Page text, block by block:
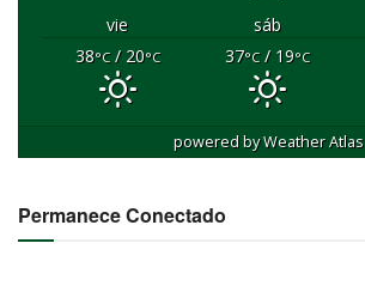
vie sáb
38°C/ 20°C 37°C/ 19°C
powered byWeather Atlas
Permanece Conectado